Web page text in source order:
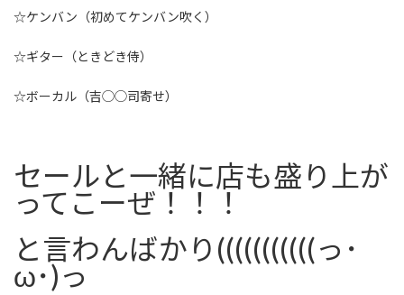
☆ケンバン（初めてケンバン吹く）
☆ギター（ときどき侍）
☆ボーカル（吉◯◯司寄せ）
セールと一緒に店も盛り上が
ってこーぜ！！！
と言わんばかり(((((((((((っ･
ω･)っ